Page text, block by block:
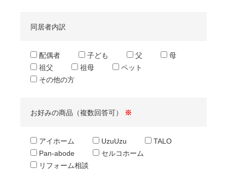
同居者内訳
配偶者 子ども 父
母
祖父
祖母
ペット
その他の方
お好みの商品（複数回答可） ※
アイホーム UzuUzu
TALO
Pan-abode
セルコホーム
リフォーム相談